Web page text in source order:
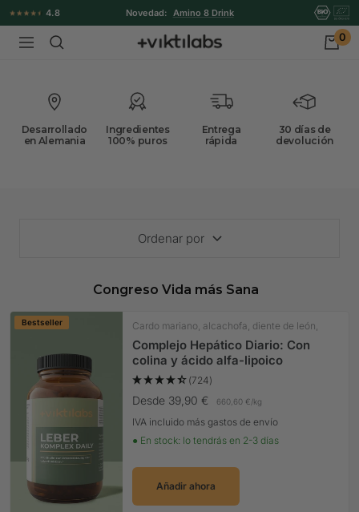
directamente
4.8 Novedad: Amino 8 Drink
Navigación Viktilabs 0
Desarrollado
en Alemania
Ingredientes
100% puros
Entrega
rápida
30 días de
devolución
Ordenar por
Congreso Vida más Sana
Bestseller
Cardo mariano, alcachofa, diente de león,
Complejo Hepático Diario: Con
colina y ácido alfa-lipoico
(724)
Precio Oferta
Desde 39,90 € 660,60 €/kg
IVA incluido más gastos de envío
● En stock: lo tendrás en 2-3 días
Añadir ahora